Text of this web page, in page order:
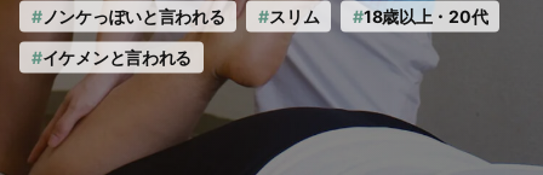
ノンケっぽいと言われる
スリム
18歳以上・20代
イケメンと言われる